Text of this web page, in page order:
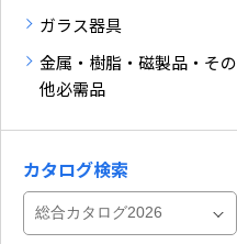
ガラス器具
金属・樹脂・磁製品・その
他必需品
カタログ検索